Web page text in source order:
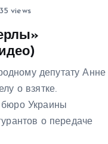
views
депутату Анне
о взятке.
бюро Украины
о передаче